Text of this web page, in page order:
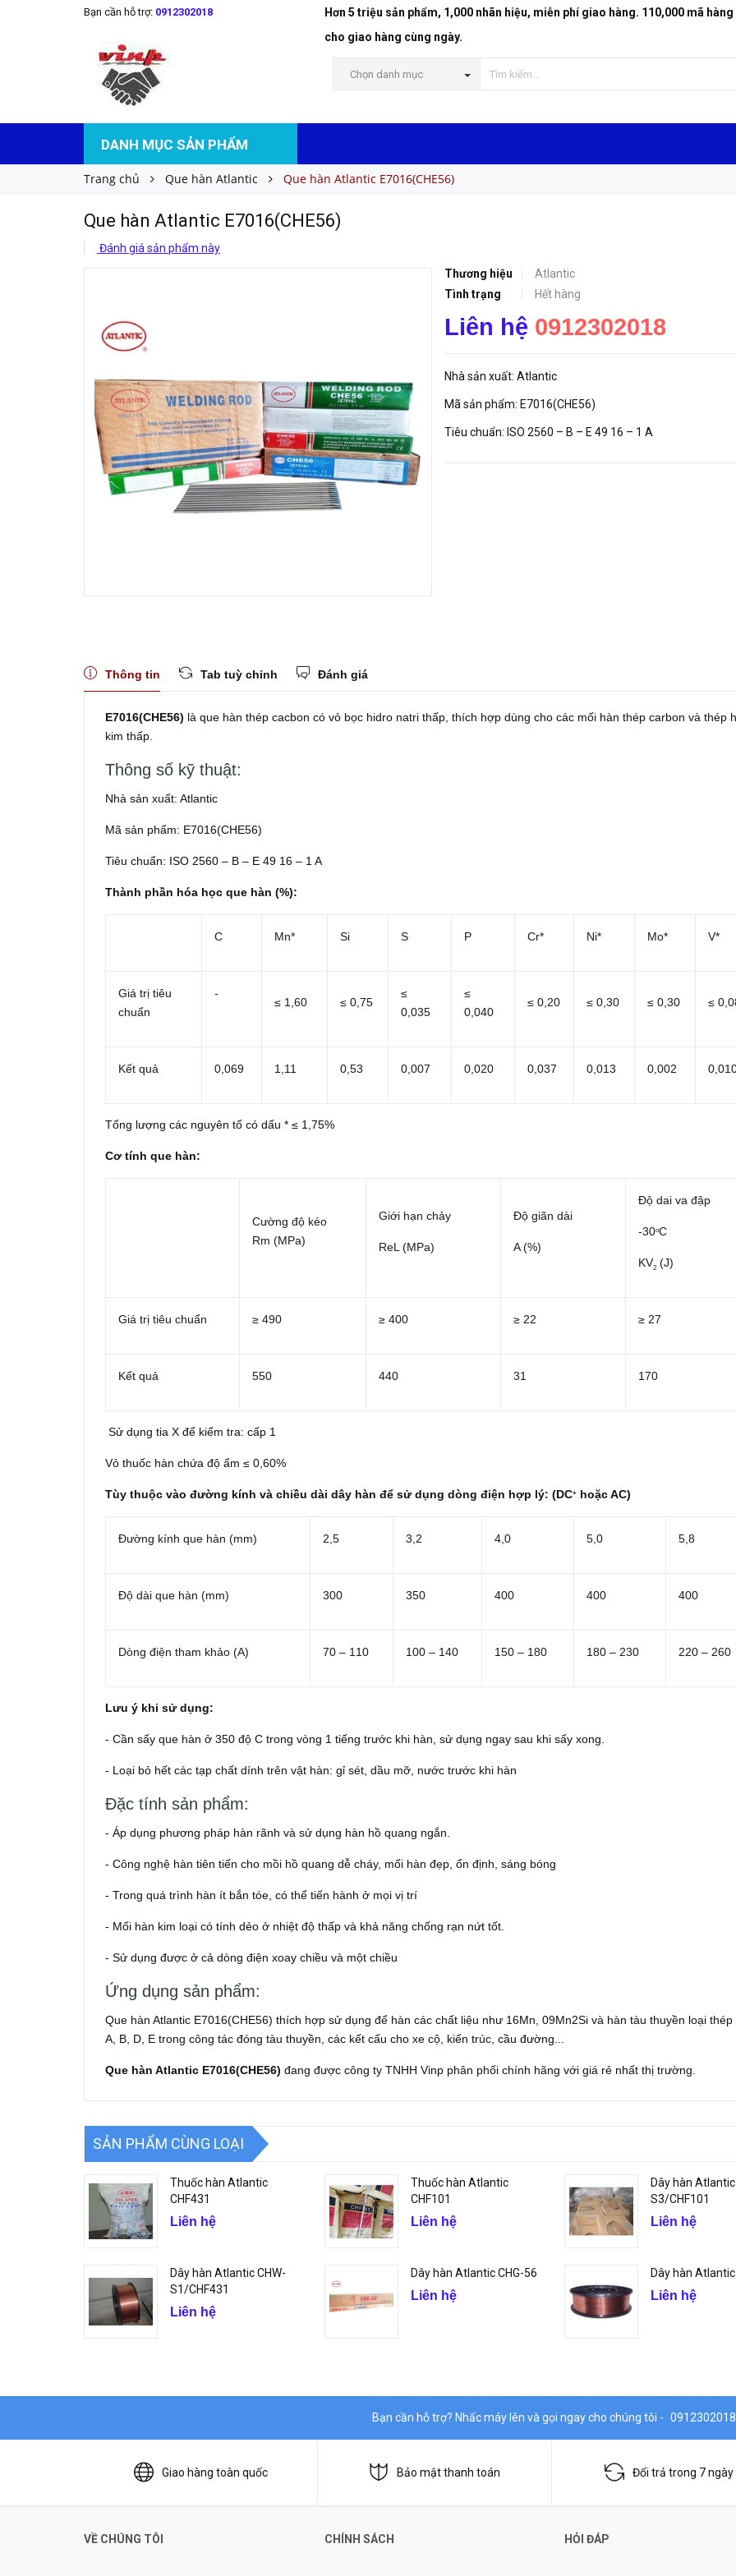
Bạn cần hỗ trợ: 0912302018
Hơn 5 triệu sản phẩm, 1,000 nhãn hiệu, miễn phí giao hàng. 110,000 mã
cho giao hàng cùng ngày.
Chọn danh mục
DANH MỤC SẢN PHẨM
Trang chủ Que hàn Atlantic Que hàn Atlantic E7016(CHE56)
Que hàn Atlantic E7016(CHE56)
Đánh giá sản phẩm này
Thương hiệu
Atlantic
Tình trạng
Hết hàng
Liên hệ 0912302018
Nhà sản xuất: Atlantic
Mã sản phẩm: E7016(CHE56)
Tiêu chuẩn: ISO 2560 – B – E 49 16 – 1 A
Que hàn Atlantic E7016(CHE56)
Thông tin Tab tuỳ chỉnh Đánh giá
E7016(CHE56) là que hàn thép cacbon có vỏ bọc hidro natri thấp, thích hợp dùng cho các mối hàn thép carbon và thép
kim thấp.
Thông số kỹ thuật:
Nhà sản xuất: Atlantic
Mã sản phẩm: E7016(CHE56)
Tiêu chuẩn: ISO 2560 – B – E 49 16 – 1 A
Thành phần hóa học que hàn (%):
C Mn* Si S P Cr* Ni* Mo* V*
Giá trị tiêu
chuẩn
-
≤ 1,60 ≤ 0,75
≤
0,035
≤
0,040
≤ 0,20 ≤ 0,30 ≤ 0,30 ≤
Kết quả 0,069 1,11 0,53 0,007 0,020 0,037 0,013 0,002
Tổng lượng các nguyên tố có dấu * ≤ 1,75%
Cơ tính que hàn:
Cường độ kéo
Rm (MPa)
Giới hạn chảy
ReL (MPa)
Độ giãn dài
A (%)
Độ dai va đập
-30oC
KV2 (J)
Giá trị tiêu chuẩn ≥ 490 ≥ 400 ≥ 22 ≥ 27
Kết quả 550 440 31 170
Sử dụng tia X để kiểm tra: cấp 1
Vỏ thuốc hàn chứa độ ẩm ≤ 0,60%
Tùy thuộc vào đường kính và chiều dài dây hàn để sử dụng dòng điện hợp lý: (DC+ hoặc AC)
Đường kính que hàn (mm) 2,5 3,2 4,0 5,0 5,8
Độ dài que hàn (mm) 300 350 400 400 400
Dòng điện tham khảo (A) 70 – 110 100 – 140 150 – 180 180 – 230 220 – 260
Lưu ý khi sử dụng:
- Cần sấy que hàn ở 350 độ C trong vòng 1 tiếng trước khi hàn, sử dụng ngay sau khi sấy xong.
- Loại bỏ hết các tạp chất dính trên vật hàn: gỉ sét, dầu mỡ, nước trước khi hàn
Đặc tính sản phẩm:
- Áp dụng phương pháp hàn rãnh và sử dụng hàn hồ quang ngắn.
- Công nghệ hàn tiên tiến cho mồi hồ quang dễ cháy, mối hàn đẹp, ổn định, sáng bóng
- Trong quá trình hàn ít bắn tóe, có thể tiến hành ở mọi vị trí
- Mối hàn kim loại có tính dẻo ở nhiệt độ thấp và khả năng chống rạn nứt tốt.
- Sử dụng được ở cả dòng điện xoay chiều và một chiều
Ứng dụng sản phẩm:
Que hàn Atlantic E7016(CHE56) thích hợp sử dụng để hàn các chất liệu như 16Mn, 09Mn2Si và hàn tàu thuyền loại thép
A, B, D, E trong công tác đóng tàu thuyền, các kết cấu cho xe cộ, kiến trúc, cầu đường...
Que hàn Atlantic E7016(CHE56) đang được công ty TNHH Vinp phân phối chính hãng với giá rẻ nhất thị trường.
SẢN PHẨM CÙNG LOẠI
Thuốc hàn Atlantic
CHF431
Liên hệ
Thuốc hàn Atlantic
CHF101
Liên hệ
Dây hàn Atlantic
S3/CHF101
Liên hệ
Dây hàn Atlantic CHW-
S1/CHF431
Liên hệ
Dây hàn Atlantic CHG-56
Liên hệ
Dây hàn
Liên hệ
Bạn cần hỗ trợ? Nhấc máy lên và gọi ngay cho chúng tôi - 0912302018
Giao hàng toàn quốc Bảo mật thanh toán Đổi trả trong 7 ngày
VỀ CHÚNG TÔI CHÍNH SÁCH HỎI ĐÁP